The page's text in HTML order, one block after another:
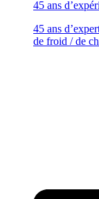
45 ans
45 ans
de froid / de